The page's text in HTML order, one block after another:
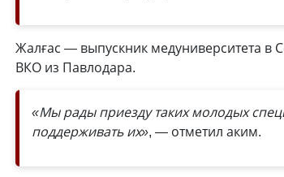
Жалғас — выпускник медуниверситета в
ВКО из Павлодара.
«Мы рады приезду таких молодых
поддерживать их», — отметил аким.